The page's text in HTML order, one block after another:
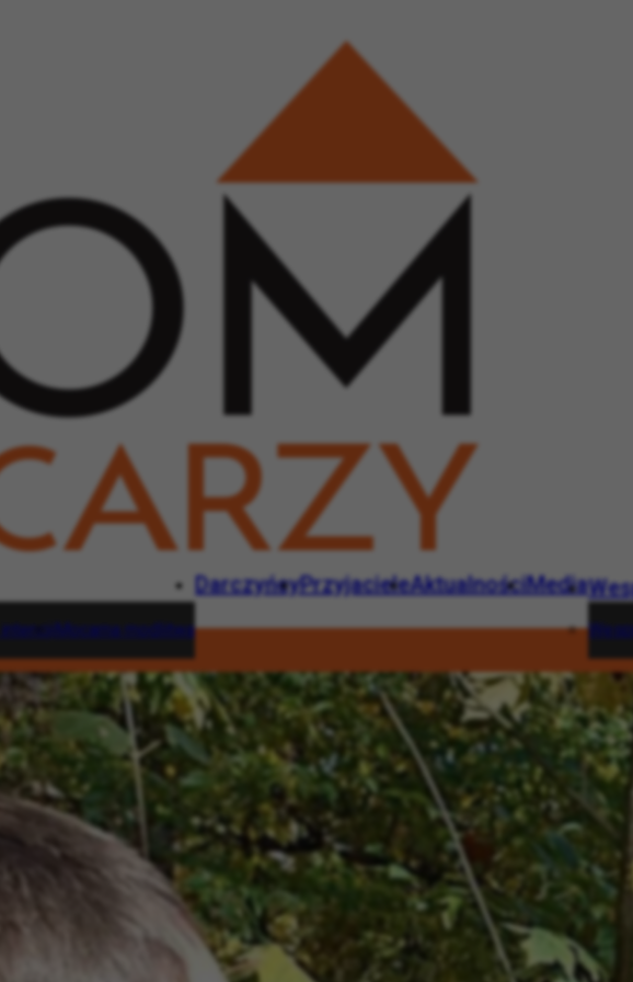
Mocarna modlitwa
DarczyńcyPrzyjacieleAktualnościMedia
intencji Mocarna modlitwa
DarczyńcyPrzyjacieleAktualnościMedia
Wesprzyj
Wesprzyj